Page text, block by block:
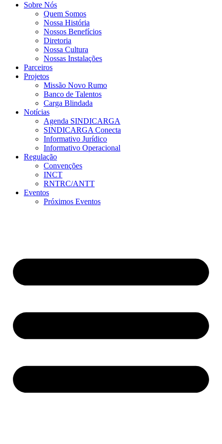
Sobre Nós
Quem Somos
Nossa História
Nossos Benefícios
Diretoria
Nossa Cultura
Nossas Instalações
Parceiros
Projetos
Missão Novo Rumo
Banco de Talentos
Carga Blindada
Notícias
Agenda SINDICARGA
SINDICARGA Conecta
Informativo Jurídico
Informativo Operacional
Regulação
Convenções
INCT
RNTRC/ANTT
Eventos
Próximos Eventos